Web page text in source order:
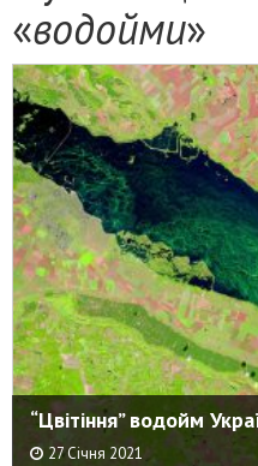
«водойми»
“Цвітіння” водойм
27 Січня 2021